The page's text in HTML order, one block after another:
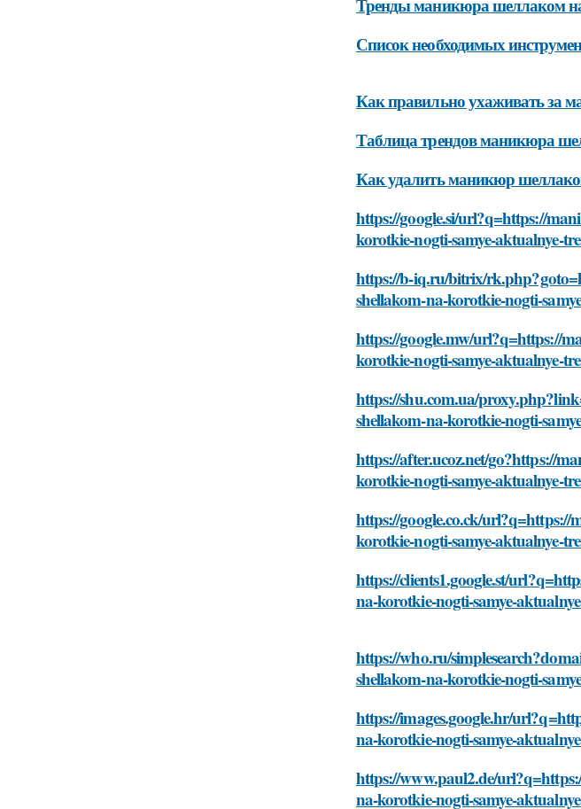
Тренды маникюра шеллаком
Список необходимых
Как правильно ухаживать за
Таблица трендов маникюра
Как удалить маникюр
https://google.si/url?q=https://
korotkie-nogti-samye-aktualnye-
https://b-iq.ru/bitrix/
shellakom-na-korotkie-nogti-
https://google.mw/url?q=https://
korotkie-nogti-samye-aktualnye-
https://shu.com.ua/
shellakom-na-korotkie-nogti-
https://after.ucoz.net/go?https://
korotkie-nogti-samye-aktualnye-
https://google.co.ck/
korotkie-nogti-samye-aktualnye-
https://clients1.google.st/
na-korotkie-nogti-samye-
https://who.ru/
shellakom-na-korotkie-nogti-
https://images.google.hr/
na-korotkie-nogti-samye-
https://www.paul2.de/
na-korotkie-nogti-samye-